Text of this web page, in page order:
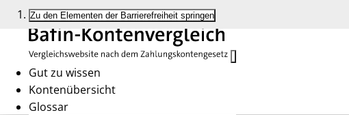
Zu den Elementen der Barrierefreiheit springen
Gut zu wissen
Kontenübersicht
Glossar